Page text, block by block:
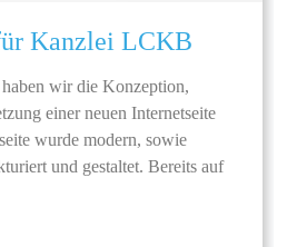
Kanzlei LCKB
wir die Konzeption,
einer neuen Internetseite
wurde modern, sowie
und gestaltet. Bereits auf